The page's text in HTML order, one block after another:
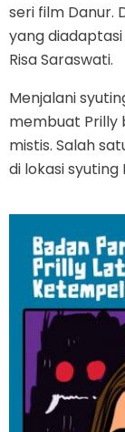
seri film Danur.
yang
Risa Saraswati.
Menjalani
membuat Prilly
mistis. Salah
di lokasi syuting